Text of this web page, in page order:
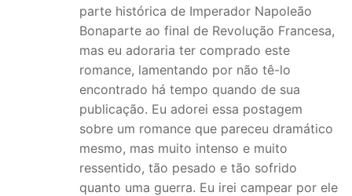
parte histórica de Imperador Napoleão
Bonaparte ao final de Revolução Francesa,
mas eu adoraria ter comprado este
romance, lamentando por não tê-lo
encontrado há tempo quando de sua
publicação. Eu adorei essa postagem
sobre um romance que pareceu dramático
mesmo, mas muito intenso e muito
ressentido, tão pesado e tão sofrido
quanto uma guerra. Eu irei campear por ele